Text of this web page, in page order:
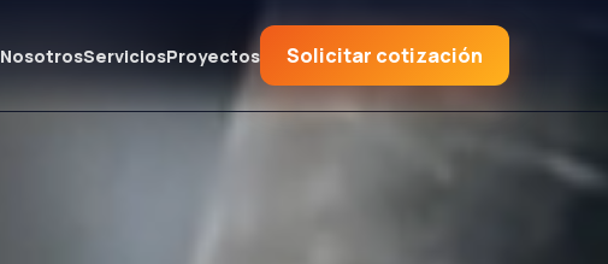
NosotrosServiciosProyectos Solicitar cotización